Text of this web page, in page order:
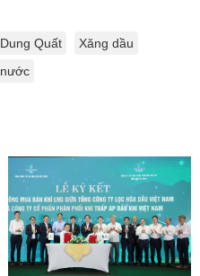
Quất
Xăng dầu